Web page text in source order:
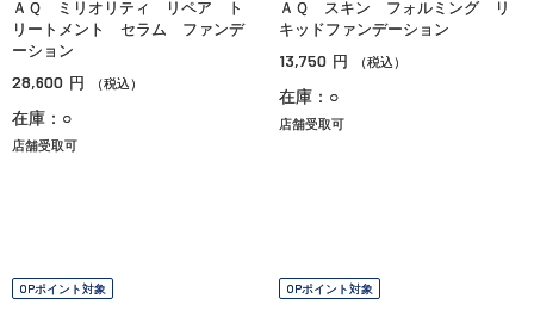
ＡＱ ミリオリティ リペア ト
リートメント セラム ファンデ
ーション
28,600 円 （税込）
在庫：○
店舗受取可
ＡＱ スキン フォルミング リ
キッドファンデーション
13,750 円 （税込）
在庫：○
店舗受取可
OPポイント対象 OPポイント対象